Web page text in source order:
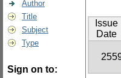
Author
Title
Subject
Type
Sign on to:
Issue
Date